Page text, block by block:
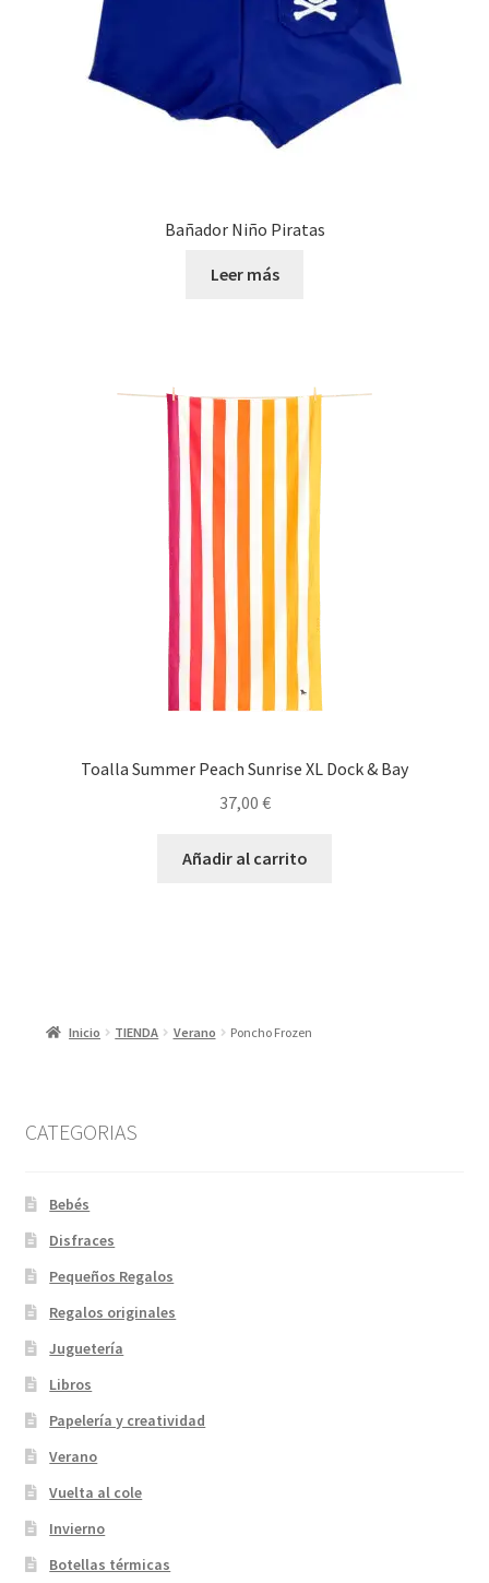
Bañador Niño Piratas
Leer más
Toalla Summer Peach Sunrise XL Dock & Bay
37,00 €
Añadir al carrito
Inicio TIENDA Verano Poncho Frozen
CATEGORIAS
Bebés
Disfraces
Pequeños Regalos
Regalos originales
Juguetería
Libros
Papelería y creatividad
Verano
Vuelta al cole
Invierno
Botellas térmicas